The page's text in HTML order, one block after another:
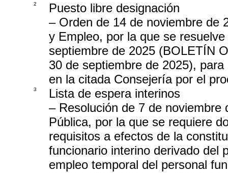
2
Puesto libre designación
– Orden de 14 de noviembre de
y Empleo, por la que se
septiembre de 2025 (BOLETÍN
30 de septiembre de 2025),
en la citada Consejería por el
3
Lista de espera interinos
– Resolución de 7 de
Pública, por la que se requiere
requisitos a efectos de la
funcionario interino derivado del
empleo temporal del personal